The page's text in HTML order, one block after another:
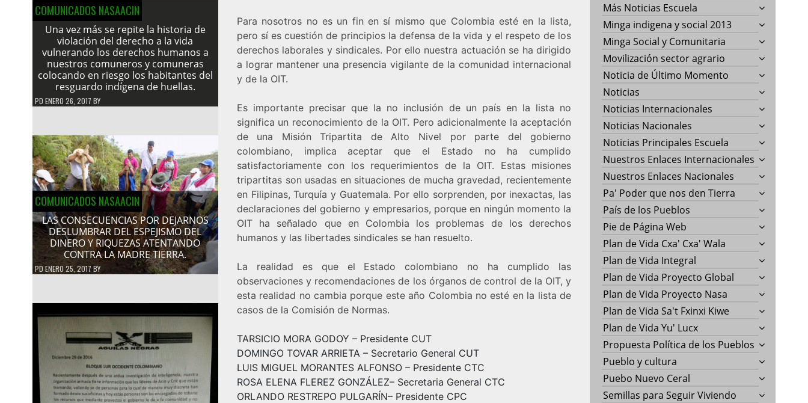
COMUNICADOS NASAACIN
Una vez más se repite la historia de
violación del derecho a la vida
vulnerando los derechos humanos a
nuestros comuneros y comuneras
colocando en riesgo los habitantes del
resguardo indígena de huellas.
PD ENERO 26, 2017 BY
COMUNICADOS NASAACIN
LAS CONSECUENCIAS POR DEJARNOS
DESLUMBRAR DEL ESPEJISMO DEL
DINERO Y RIQUEZAS ATENTANDO
CONTRA LA MADRE TIERRA.
PDENERO 25, 2017 BY
Para nosotros no es un fin en sí mismo que Colombia esté en la lista,
pero sí es cuestión de principios la defensa de la vida y el respeto de los
derechos laborales y sindicales. Por ello nuestra actuación se ha dirigido
a lograr mantener una presencia vigilante de la comunidad internacional
y de la OIT.
Es importante precisar que la no inclusión de un país en la lista no
significa un reconocimiento de la OIT. Pero adicionalmente la aceptación
de una Misión Tripartita de Alto Nivel por parte del gobierno
colombiano, implica aceptar que el Estado no ha cumplido
satisfactoriamente con los requerimientos de la OIT. Estas misiones
tripartitas son usadas en situaciones de mucha gravedad, recientemente
en Filipinas, Turquía y Guatemala. Por ello sorprenden, por inexactas, las
declaraciones del gobierno y empresarios, porque en ningún momento la
OIT ha señalado que en Colombia los problemas de los derechos
humanos y las libertades sindicales se han resuelto.
La realidad es que el Estado colombiano no ha cumplido las
observaciones y recomendaciones de los órganos de control de la OIT, y
esta realidad no cambia porque este año Colombia no esté en la lista de
casos de la Comisión de Normas.
TARSICIO MORA GODOY – Presidente CUT
DOMINGO TOVAR ARRIETA – Secretario General CUT
LUIS MIGUEL MORANTES ALFONSO – Presidente CTC
ROSA ELENA FLEREZ GONZÁLEZ– Secretaria General CTC
ORLANDO RESTREPO PULGARÍN– Presidente CPC
Más Noticias Escuela
Minga indigena y social 2013
Minga Social y Comunitaria
Movilización sector agrario
Noticia de Último Momento
Noticias
Noticias Internacionales
Noticias Nacionales
Noticias Principales Escuela
Nuestros Enlaces Internacionales
Nuestros Enlaces Nacionales
Pa' Poder que nos den Tierra
País de los Pueblos
Pie de Página Web
Plan de Vida Cxa' Cxa' Wala
Plan de Vida Integral
Plan de Vida Proyecto Global
Plan de Vida Proyecto Nasa
Plan de Vida Sa't Fxinxi Kiwe
Plan de Vida Yu' Lucx
Propuesta Política de los Pueblos
Pueblo y cultura
Puebo Nuevo Ceral
Semillas para Seguir Viviendo